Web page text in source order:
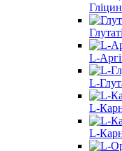
Гліцин
L-
L-
L-
L-